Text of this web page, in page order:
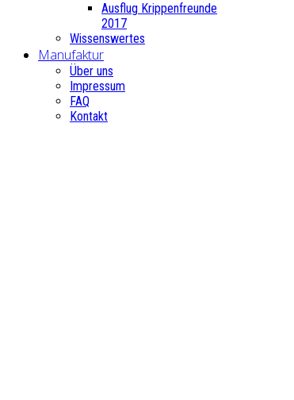
Ausflug Krippenfreunde
2017
Wissenswertes
Manufaktur
Über uns
Impressum
FAQ
Kontakt